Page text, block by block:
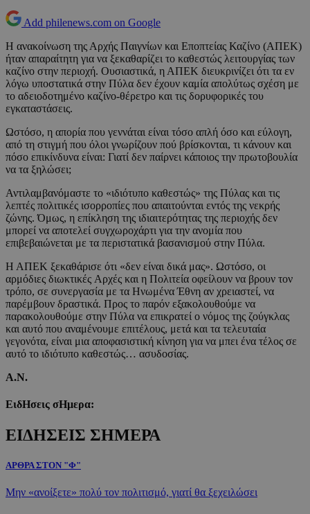
Add philenews.com on Google
Η ανακοίνωση της Αρχής Παιγνίων και Εποπτείας Καζίνο (ΑΠΕΚ)
ήταν απαραίτητη για να ξεκαθαρίζει το καθεστώς λειτουργίας των
καζίνο στην περιοχή. Ουσιαστικά, η ΑΠΕΚ διευκρινίζει ότι τα εν
λόγω υποστατικά στην Πύλα δεν έχουν καμία απολύτως σχέση με
το αδειοδοτημένο καζίνο-θέρετρο και τις δορυφορικές του
εγκαταστάσεις.
Ωστόσο, η απορία που γεννάται είναι τόσο απλή όσο και εύλογη,
από τη στιγμή που όλοι γνωρίζουν πού βρίσκονται, τι κάνουν και
πόσο επικίνδυνα είναι: Γιατί δεν παίρνει κάποιος την πρωτοβουλία
να τα ξηλώσει;
Αντιλαμβανόμαστε το «ιδιότυπο καθεστώς» της Πύλας και τις
λεπτές πολιτικές ισορροπίες που απαιτούνται εντός της νεκρής
ζώνης. Όμως, η επίκληση της ιδιαιτερότητας της περιοχής δεν
μπορεί να αποτελεί συγχωροχάρτι για την ανομία που
επιβεβαιώνεται με τα περιστατικά βασανισμού στην Πύλα.
Η ΑΠΕΚ ξεκαθάρισε ότι «δεν είναι δικά μας». Ωστόσο, οι
αρμόδιες διωκτικές Aρχές και η Πολιτεία οφείλουν να βρουν τον
τρόπο, σε συνεργασία με τα Ηνωμένα Έθνη αν χρειαστεί, να
παρέμβουν δραστικά. Προς το παρόν εξακολουθούμε να
παρακολουθούμε στην Πύλα να επικρατεί ο νόμος της ζούγκλας
και αυτό που αναμένουμε επιτέλους, μετά και τα τελευταία
γεγονότα, είναι μια αποφασιστική κίνηση για να μπει ένα τέλος σε
αυτό το ιδιότυπο καθεστώς… ασυδοσίας.
Α.Ν.
ΕιδΗσεις σΗμερα:
ΕΙΔΗΣΕΙΣ ΣΗΜΕΡΑ
ΑΡΘΡΑ ΣΤΟΝ "Φ"
Μην «ανοίξετε» πολύ τον πολιτισμό, γιατί θα ξεχειλώσει